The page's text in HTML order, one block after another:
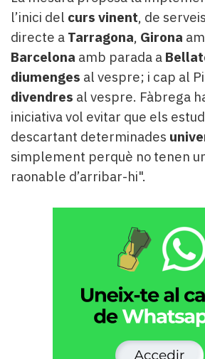
l’inici del curs vinent, de
directe a Tarragona, Girona
Barcelona amb parada a
diumenges al vespre; i cap al
divendres al vespre. Fàbrega
iniciativa vol evitar que els
descartant determinades
simplement perquè no tenen
raonable d’arribar-hi".